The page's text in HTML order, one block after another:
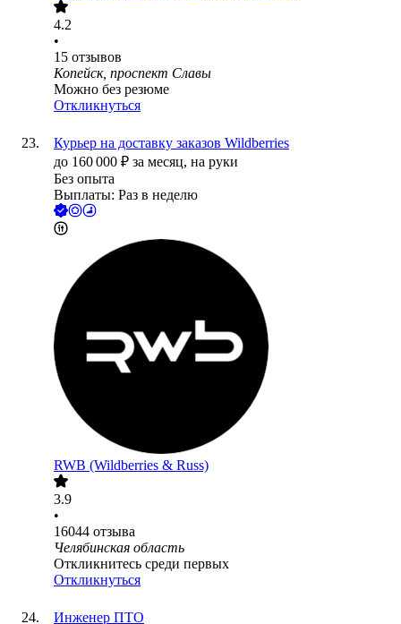
4.2
•
15 отзывов
Копейск, проспект Славы
Можно без резюме
Откликнуться
Курьер на доставку заказов Wildberries
до 160 000 ₽ за месяц, на руки
Без опыта
Выплаты: Раз в неделю
RWB (Wildberries & Russ)
3.9
•
16044 отзыва
Челябинская область
Откликнитесь среди первых
Откликнуться
Инженер ПТО